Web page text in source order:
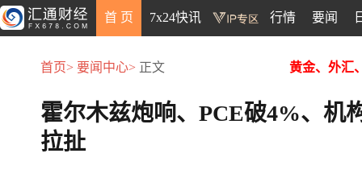
首 页 7x24快讯 行情 要闻
首页> 要闻中心> 正文 黄金、外汇
霍尔木兹炮响、PCE破4%、
拉扯